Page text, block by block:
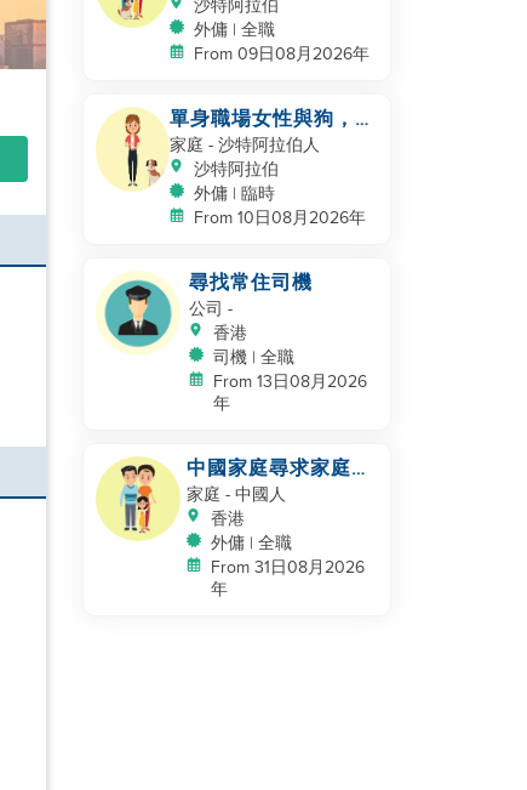
沙特阿拉伯
外傭 | 全職
From 09日08月2026年
單身職場女性與狗，北
Riyadh
家庭 - 沙特阿拉伯人
沙特阿拉伯
外傭 | 臨時
From 10日08月2026年
尋找常住司機
公司 -
香港
司機 | 全職
From 13日08月2026
年
中國家庭尋求家庭幫
手
家庭 - 中國人
香港
外傭 | 全職
From 31日08月2026
年